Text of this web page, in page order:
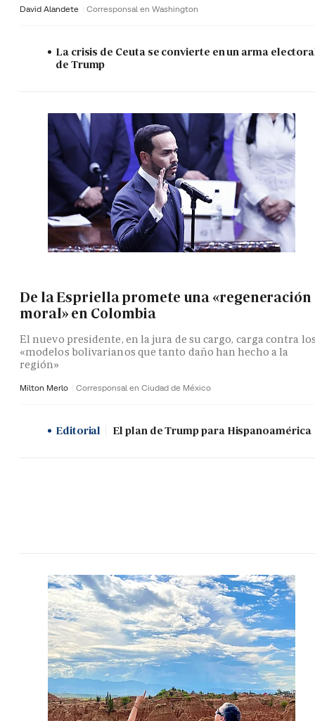
David Alandete Corresponsal en Washington
La crisis de Ceuta se convierte en un arma
de Trump
De la Espriella promete una «regeneración
moral» en Colombia
El nuevo presidente, en la jura de su cargo, carga contra
«modelos bolivarianos que tanto daño han hecho a la
región»
Milton Merlo Corresponsal en Ciudad de México
Editorial El plan de Trump para Hispanoamérica